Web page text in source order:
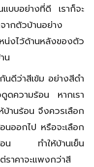
แบบอย่างที่ดี เราก็จะ
ากตัวบ้านอย่าง
งไว้ด้านหลังของตัว
น
นดีว่าสีเข้ม อย่างสีดำ
ดความร้อน หากเรา
บ้านร้อน จึงควรเลือก
นออกไป หรือจะเลือก
ร้อน ทำให้บ้านเย็น
ราคาจะแพงกว่าสี